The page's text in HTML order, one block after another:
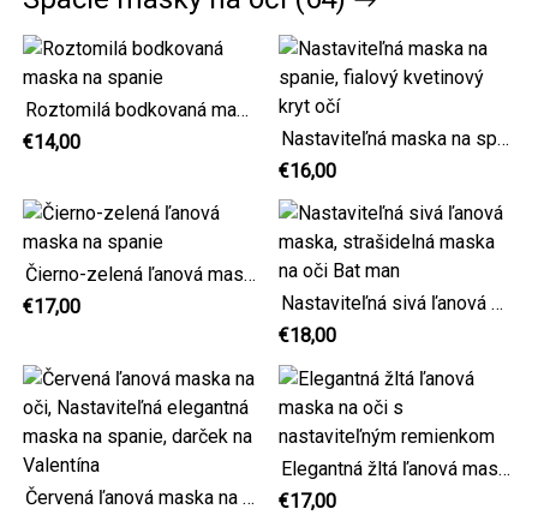
Roztomilá bodkovaná maska na spanie
€14,00
Nastaviteľná maska na spanie, fialový kvetinový kryt očí
€16,00
Čierno-zelená ľanová maska na spanie
€17,00
Nastaviteľná sivá ľanová maska, strašidelná maska na oči Bat man
€18,00
Červená ľanová maska na oči, Nastaviteľná elegantná maska na spanie, darček na Valentína
Elegantná žltá ľanová maska na oči s nastaviteľným remienkom
€17,00